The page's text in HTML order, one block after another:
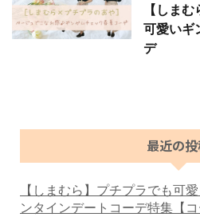
【しま
可愛いギ
デ
最近の
【しまむら】プチプラでも可
ンタインデートコーデ特集【コ